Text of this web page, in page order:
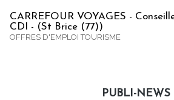
CARREFOUR VOYAGES -
CDI - (St Brice (77))
OFFRES D'EMPLOI TOURISME
PUBLI-NEWS